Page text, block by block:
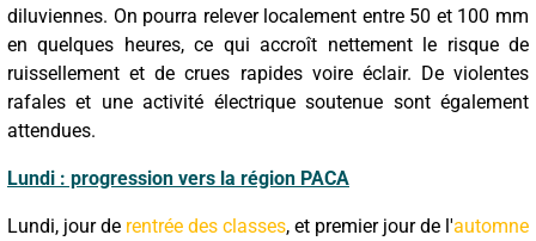
diluviennes. On pourra relever localement entre 50 et 100 mm
en quelques heures, ce qui accroît nettement le risque de
ruissellement et de crues rapides voire éclair. De violentes
rafales et une activité électrique soutenue sont également
attendues.
Lundi : progression vers la région PACA
Lundi, jour de rentrée des classes, et premier jour de l'automne